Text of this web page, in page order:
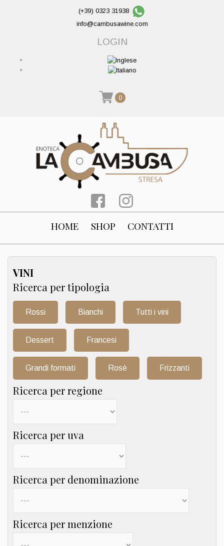
(+39) 0323 31938
info@cambusawine.com
LOGIN
0
HOME SHOP CONTATTI
VINI
Ricerca per tipologia
Rossi Bianchi Tutti i vini
Dessert Francesi
Grandi formati Rosè Frizzanti
Ricerca per regione
Ricerca per uva
Ricerca per denominazione
Ricerca per menzione